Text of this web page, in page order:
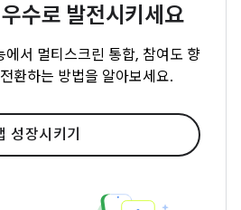
수로 발전시키세요
에서 멀티스크린 통합, 참여도 향
환하는 방법을 알아보세요.
성장시키기